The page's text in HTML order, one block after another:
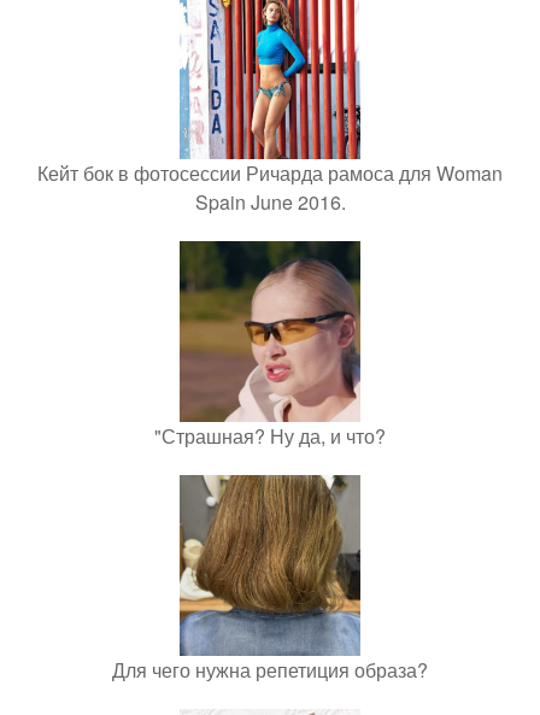
Кейт бок в фотосессии Ричарда рамоса для Woman
Spain June 2016.
"Страшная? Ну да, и что?
Для чего нужна репетиция образа?